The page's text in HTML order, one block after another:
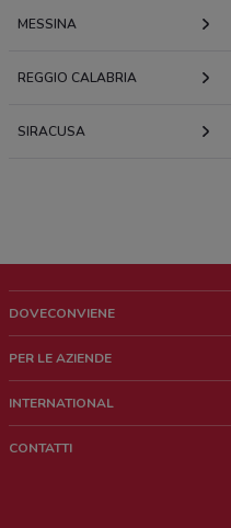
MESSINA
REGGIO CALABRIA
SIRACUSA
DOVECONVIENE
Chi siamo
Lavora con noi
PER LE AZIENDE
Richieste commerciali e marketing
INTERNATIONAL
CONTATTI